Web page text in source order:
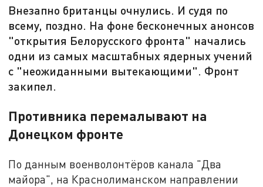
Внезапно британцы очнулись. И судя по
всему, поздно. На фоне бесконечных анонсов
"открытия Белорусского фронта" начались
одни из самых масштабных ядерных учений
с "неожиданными вытекающими". Фронт
закипел.
Противника перемалывают на
Донецком фронте
По данным военволонтёров канала "Два
майора", на Краснолиманском направлении